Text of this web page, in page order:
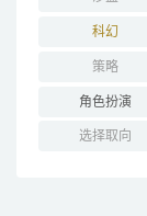
科幻
策略
角色扮演
选择取向